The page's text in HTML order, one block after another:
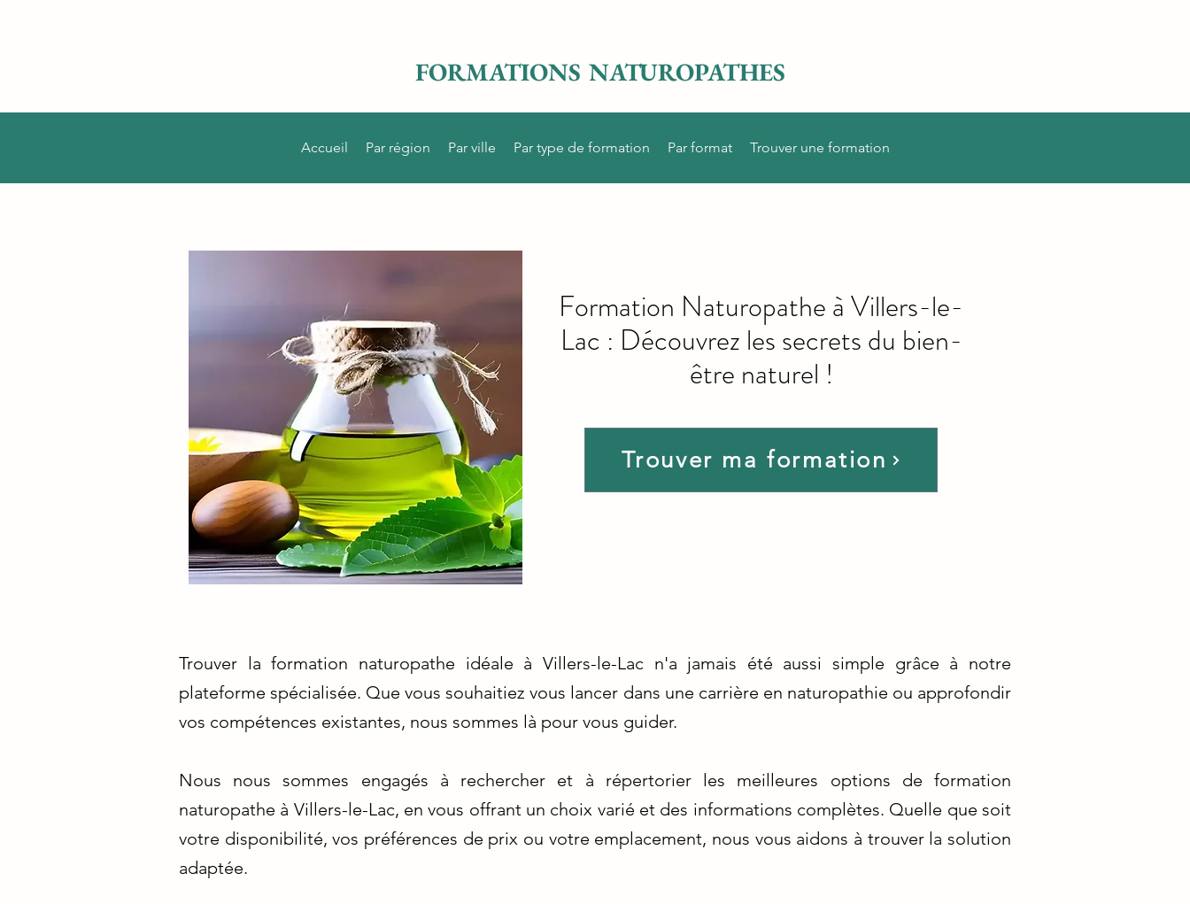
FORMATIONS NATUROPATHES
Accueil Par région Par ville Par type de formation Par format Trouver une formation
Trouver ma formation
Formation Naturopathe à Villers-le-
Lac : Découvrez les secrets du bien-
être naturel !
Trouver la formation naturopathe idéale à Villers-le-Lac n'a jamais été aussi simple grâce à notre
plateforme spécialisée. Que vous souhaitiez vous lancer dans une carrière en naturopathie ou approfondir
vos compétences existantes, nous sommes là pour vous guider.
Nous nous sommes engagés à rechercher et à répertorier les meilleures options de formation
naturopathe à Villers-le-Lac, en vous offrant un choix varié et des informations complètes. Quelle que soit
votre disponibilité, vos préférences de prix ou votre emplacement, nous vous aidons à trouver la solution
adaptée.